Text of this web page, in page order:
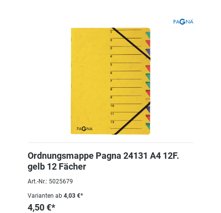
Ordnungsmappe Pagna 24131 A4 12F.
gelb 12 Fächer
Art.-Nr.: 5025679
Varianten ab 4,03 €*
4,50 €*